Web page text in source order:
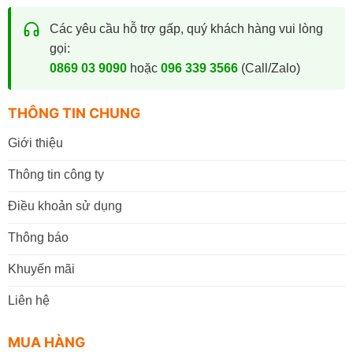
Các yêu cầu hỗ trợ gấp, quý khách hàng vui lòng
gọi:
0869 03 9090hoặc 096 339 3566(Call/Zalo)
THÔNG TIN CHUNG
Giới thiệu
Thông tin công ty
Điều khoản sử dụng
Thông báo
Khuyến mãi
Liên hệ
MUA HÀNG